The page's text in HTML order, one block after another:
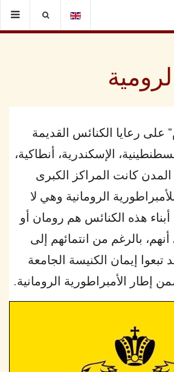
رعايا الكنائس القديمة
الإسكندرية، أنطاكية،
كانت المراكز الكبرى
الرومانية وهي لا
هذه الكنائس هم رومان أو
بالرغم من انتمائهم إلى
إيمان الكنيسة الجامعة
إطار الأمبراطورية الرومانية.